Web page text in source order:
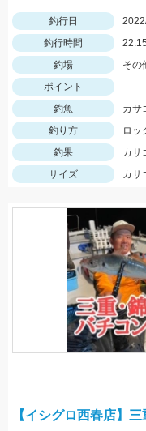
釣行日
釣行時間
釣場
その
ポイント
釣魚
カサ
釣り方
ロッ
釣果
カサ
サイズ
カサ
【イシグロ西春店】